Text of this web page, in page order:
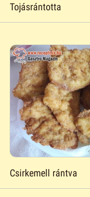
Tojásrántotta
Csirkemell rántva